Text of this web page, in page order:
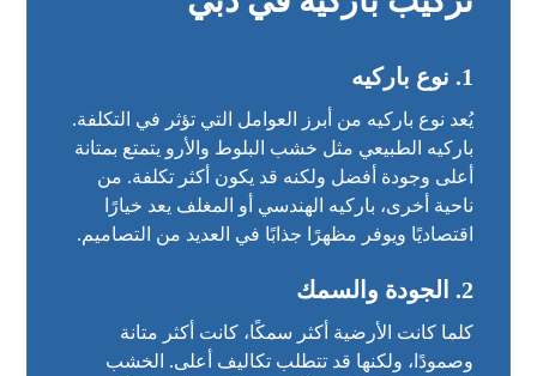
1. نوع باركيه
يُعد نوع باركيه من أبرز العوامل التي تؤثر في التكلفة.
باركيه الطبيعي مثل خشب البلوط والأرو يتمتع بمتانة
أعلى وجودة أفضل ولكنه قد يكون أكثر تكلفة. من
ناحية أخرى، باركيه الهندسي أو المغلف يعد خيارًا
اقتصاديًا ويوفر مظهرًا جذابًا في العديد من التصاميم.
2. الجودة والسمك
كلما كانت الأرضية أكثر سمكًا، كانت أكثر متانة
وصمودًا، ولكنها قد تتطلب تكاليف أعلى. الخشب